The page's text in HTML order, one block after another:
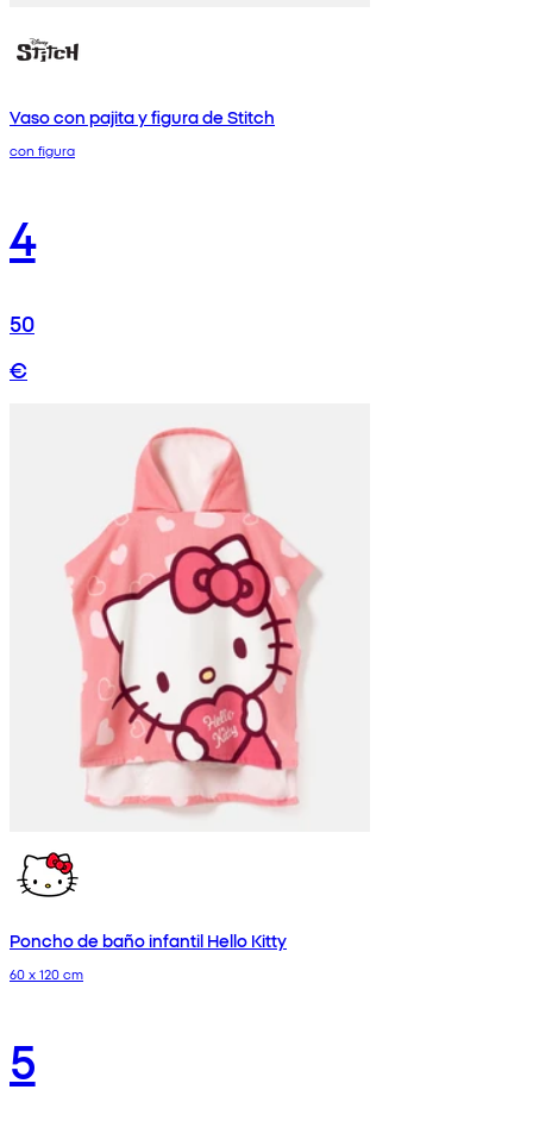
Vaso con pajita y figura de Stitch
con figura
4
50
€
Poncho de baño infantil Hello Kitty
60 x 120 cm
5